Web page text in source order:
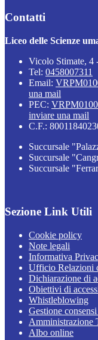
Contatti
Liceo delle Scienze
Vicolo Stimate,
Tel: 0458007311
Email:
una mail
PEC:
inviare una mail
C.F.:
Succursale
Succursale
Succursale
Sezione Link Utili
Cookie policy
Note legali
Informativa
Ufficio Relazioni
Dichiarazione di
Obiettivi di
Whistleblowing
Gestione
Amministrazione
Albo online